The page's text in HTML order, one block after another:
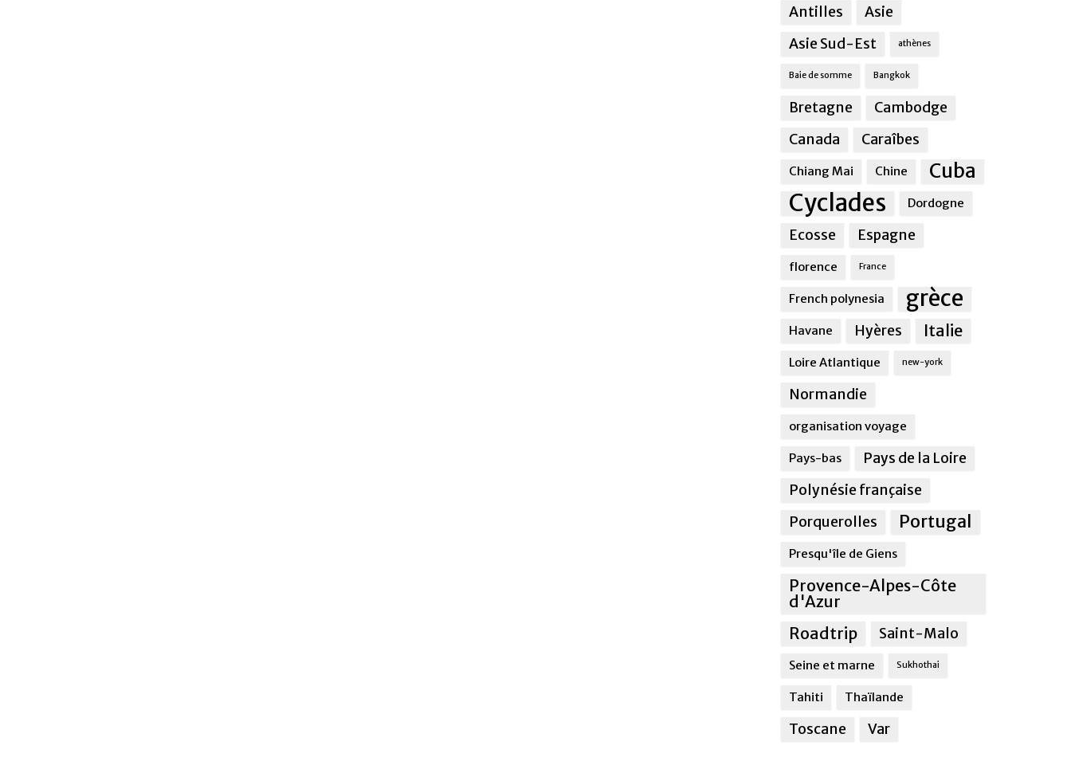
Antilles
Asie
Asie Sud-Est
athènes
Baie de somme Bangkok
Bretagne
Cambodge
Canada
Caraîbes
Chiang Mai Chine Cuba
Cyclades Dordogne
Ecosse Espagne
florence France
French polynesia grèce
Havane Hyères Italie
Loire Atlantique new-york
Normandie
organisation voyage
Pays-bas
Pays de la Loire
Polynésie française
Porquerolles
Portugal
Presqu'île de Giens
Provence-Alpes-Côte
d'Azur
Roadtrip
Saint-Malo
Seine et marne Sukhothai
Tahiti Thaïlande
Toscane Var